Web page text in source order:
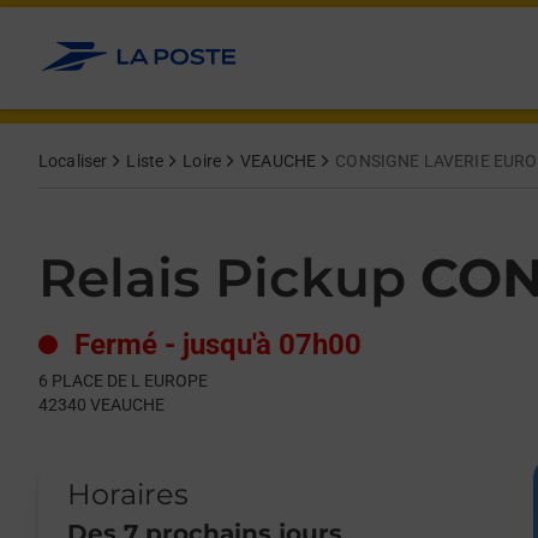
Allez au contenu
Localiser Liste Loire VEAUCHE CONSIGNE LAVERIE
Relais Pickup
Fermé - jusqu'à 07h00
6 PLACE DE L EUROPE
42340 VEAUCHE
Horaires
Day of the WeekHours
Get directions to Relais Pickup at 6 PLACE DE L EUROPE
lien s'ouvre dans un nouvel onglet